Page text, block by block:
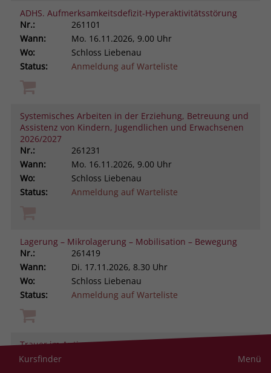
ADHS. Aufmerksamkeitsdefizit-Hyperaktivitätsstörung
Nr.:
261101
Wann:
Mo. 16.11.2026, 9.00 Uhr
Wo:
Schloss Liebenau
Status:
Anmeldung auf Warteliste
Systemisches Arbeiten in der Erziehung, Betreuung und
Assistenz von Kindern, Jugendlichen und Erwachsenen
2026/2027
Nr.:
261231
Wann:
Mo. 16.11.2026, 9.00 Uhr
Wo:
Schloss Liebenau
Status:
Anmeldung auf Warteliste
Lagerung – Mikrolagerung – Mobilisation – Bewegung
Nr.:
261419
Wann:
Di. 17.11.2026, 8.30 Uhr
Wo:
Schloss Liebenau
Status:
Anmeldung auf Warteliste
Trauer im Autismus-Spektrum verstehen und begleiten
Nr.:
Kursfinder Menü